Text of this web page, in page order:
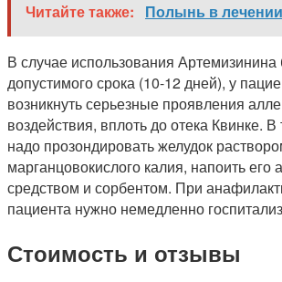
Читайте также: Полынь в
В случае использования
допустимого срока (10-12 дней), у
возникнуть серьезные проявления
воздействия, вплоть до отека Квинке. В
надо прозондировать желудок
марганцовокислого калия, напоить его
средством и сорбентом. При
пациента нужно немедленно
Стоимость и отзывы